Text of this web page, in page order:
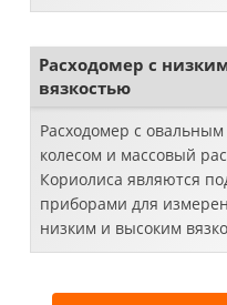
Он объединяет
возможностями
клапана...
Расходомер с
вязкостью
Расходомер с
колесом и массовый
Кориолиса являются
приборами для
низким и высоким
жидкостей, включая